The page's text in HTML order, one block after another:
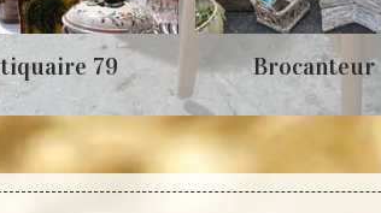
79 Brocanteur